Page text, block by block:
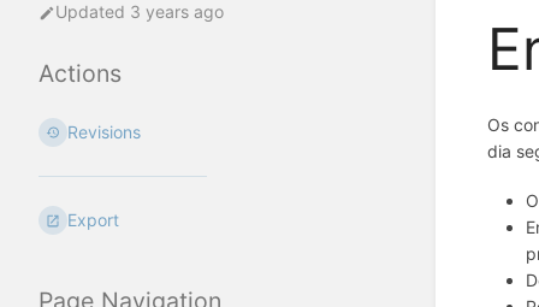
Updated 3 years ago
Actions
Revisions
Export
Os
dia